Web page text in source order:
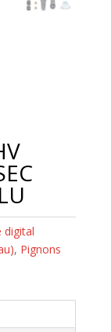
digital
, Pignons